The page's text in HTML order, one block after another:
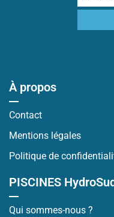
À propos
Contact
Mentions légales
Politique de
PISCINES
Qui sommes-nous ?